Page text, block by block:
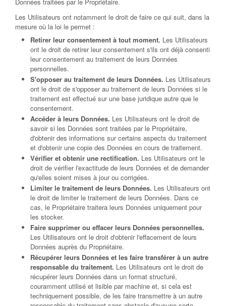
Les Utilisateurs ont notamment le droit de faire ce qui suit, dans la
mesure où la loi le permet :
Retirer leur consentement à tout moment. Les Utilisateurs
ont le droit de retirer leur consentement s'ils ont déjà consenti
leur consentement au traitement de leurs Données
personnelles.
S'opposer au traitement de leurs Données. Les Utilisateurs
ont le droit de s'opposer au traitement de leurs Données si le
traitement est effectué sur une base juridique autre que le
consentement.
Accéder à leurs Données. Les Utilisateurs ont le droit de
savoir si les Données sont traitées par le Propriétaire,
d'obtenir des informations sur certains aspects du traitement
et d'obtenir une copie des Données en cours de traitement.
Vérifier et obtenir une rectification. Les Utilisateurs ont le
droit de vérifier l'exactitude de leurs Données et de demander
qu'elles soient mises à jour ou corrigées.
Limiter le traitement de leurs Données. Les Utilisateurs ont
le droit de limiter le traitement de leurs Données. Dans ce
cas, le Propriétaire traitera leurs Données uniquement pour
les stocker.
Faire supprimer ou effacer leurs Données personnelles.
Les Utilisateurs ont le droit d'obtenir l'effacement de leurs
Données auprès du Propriétaire.
Récupérer leurs Données et les faire transférer à un autre
responsable du traitement. Les Utilisateurs ont le droit de
récupérer leurs Données dans un format structuré,
couramment utilisé et lisible par machine et, si cela est
techniquement possible, de les faire transmettre à un autre